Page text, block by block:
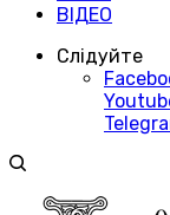
ВІДЕО
Слідуйте